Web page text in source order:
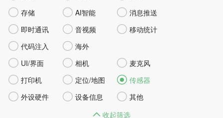
 存储  AI智能  消息推送
 即时通讯  音视频  移动统计
 代码注入  海外
 UI/界面  相机  麦克风
 打印机  定位/地图  传感器
 外设硬件  设备信息  其他
收起筛选